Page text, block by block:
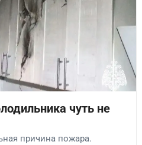
чуть не
причина пожара.